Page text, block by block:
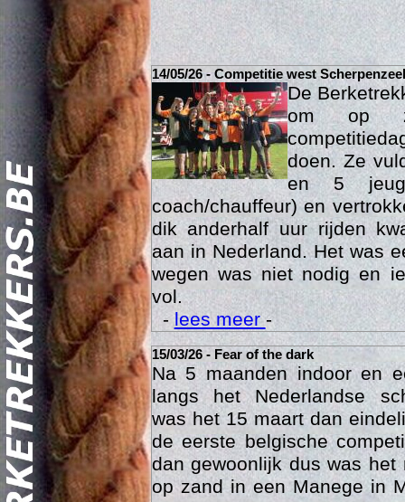
14/05/26 - Competitie west Scherpenzeel
De
om op
doen. Ze
en 5
coach/chauffeur) en
dik anderhalf uur rijden
aan in Nederland. Het was
wegen was niet nodig en
vol.
-lees meer-
15/03/26 - Fear of the dark
Na 5 maanden indoor en
langs het Nederlandse
was het 15 maart dan
de eerste belgische
dan gewoonlijk dus was
op zand in een Manege in